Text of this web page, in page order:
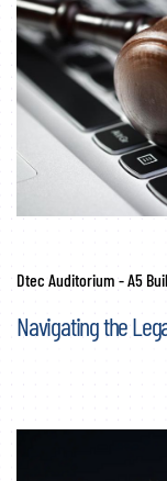
Dtec Auditorium - A5
Navigating the